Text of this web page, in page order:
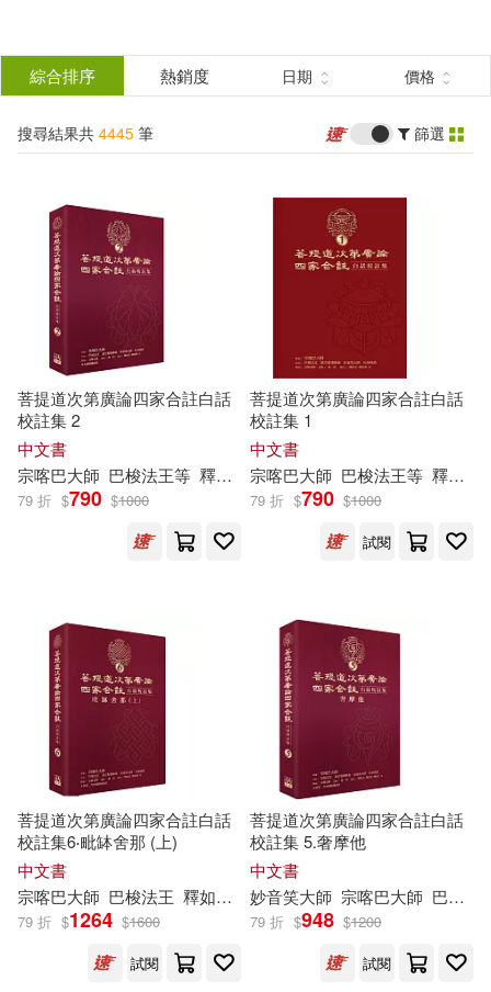
結
分類 (單選)
所有商品(4445) 圖書(2314)
影音(841)
美妝(27)
家居生活(98)
3C(182) 家電(4)
保健(3) 設計文具(51)
星巴克(12) 日用清潔(4)
休閒生活(9) 婦幼生活(176)
餐廚生活(42) 電子票證(1)
鞋包配件(90)
寵物生活(5) 電子書(443)
有聲書(22)
作者 (可複選)
百官網公職師資群(216)
目川文化編輯小組(35)
三民補習班名師群(25)
奧飛娛樂(23) 萬昱汐等(18)
（法）讓·德·布呂諾夫(18)
宗喀巴大師(16) 趙雍(16)
ぶんころり(12) 黃詩茹(12)
[英]查普曼(11)
堪千創古仁波切(11)
展開
出版社 (可複選)
大碩教育(243)
Warner Classics(101)
Universal(79) 三民輔考(56)
Deutsche Grammophon(51)
Naxos(48)
配送方式 (可複選)
綜合排序 熱銷度 日期 價格
搜尋結果共 4445 筆 篩選
菩提道次第廣論四家合註白話
校註集 2
中文書
宗喀巴大師 巴梭法王等 釋如密 等 釋如法
79 折 $790 $1000
菩提道次第廣論四家合註白話
校註集 1
中文書
宗喀巴大師 巴梭法王等 釋如密
79 折 $790 $1000
試閱
菩提道次第廣論四家合註白話
校註集6‧毗缽舍那 (上)
中文書
宗喀巴大師 巴梭法王 釋如密 釋如法
79 折 $1264 $1600
試閱
菩提道次第廣論四家合註白話
校註集 5.奢摩他
中文書
妙音笑大師 宗喀巴大師 巴梭
79 折 $948 $1200
試閱